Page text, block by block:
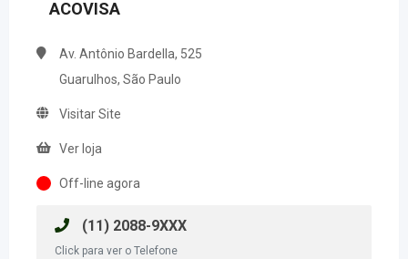
ACOVISA
Av. Antônio Bardella, 525
Guarulhos, São Paulo
Visitar Site
Ver loja
Off-line agora
(11) 2088-9XXX
Click para ver o Telefone